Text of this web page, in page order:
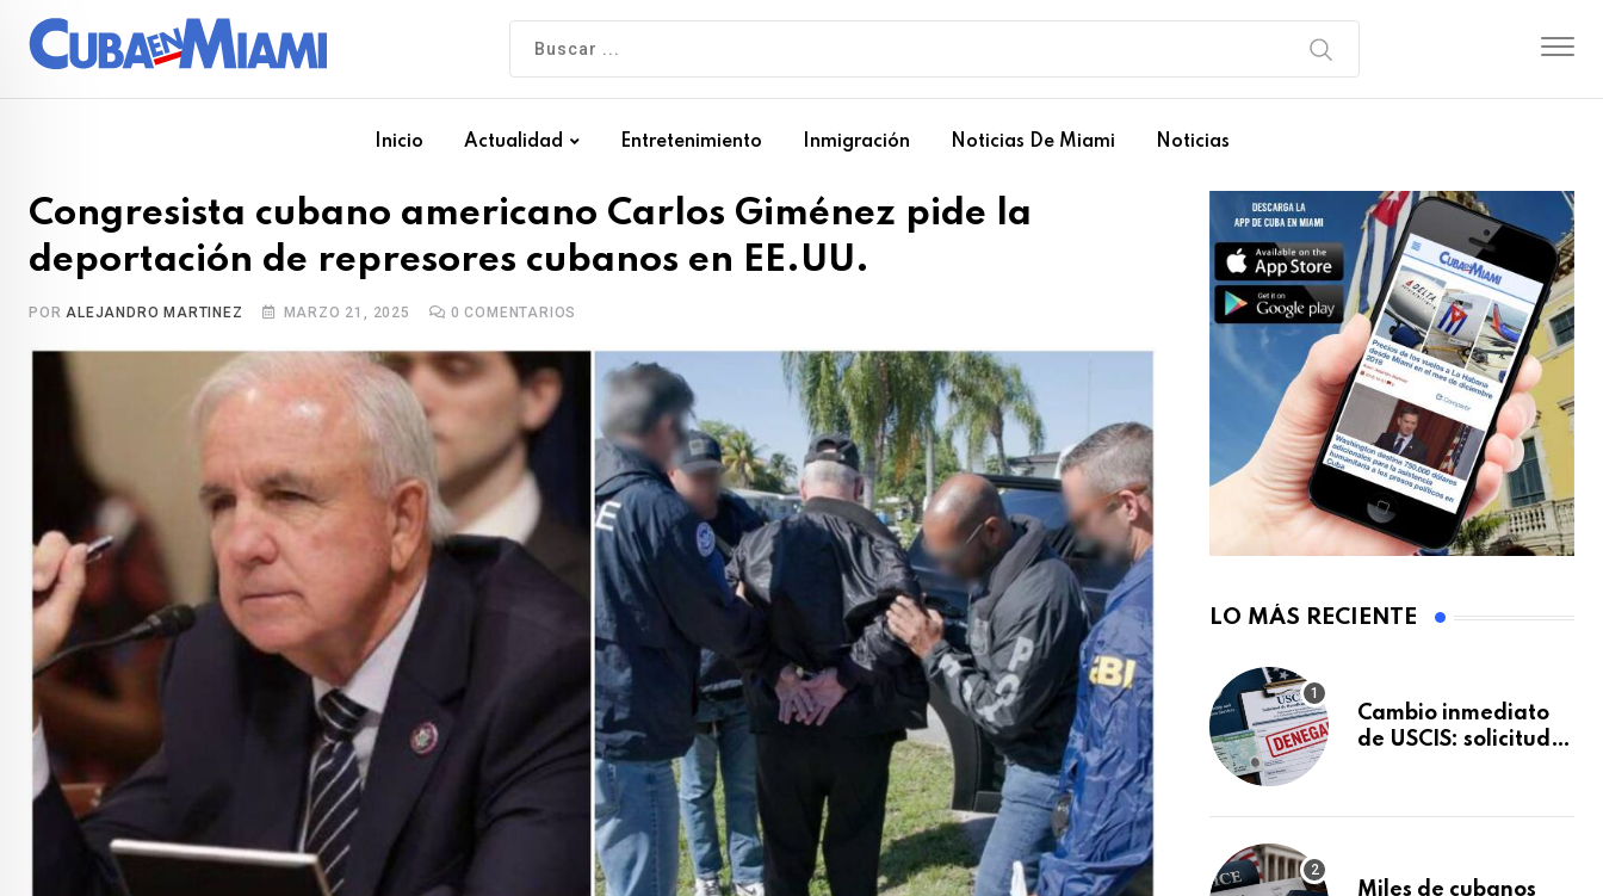
Inicio Actualidad Entretenimiento Inmigración Noticias De Miami Noticias
Congresista cubano americano Carlos Giménez pide la
deportación de represores cubanos en EE.UU.
PORALEJANDRO MARTINEZ MARZO 21, 2025 0 COMENTARIOS
LO MÁS RECIENTE
Cambio inmediato
de USCIS: solicitudes
sin previo aviso
Miles de cubanos